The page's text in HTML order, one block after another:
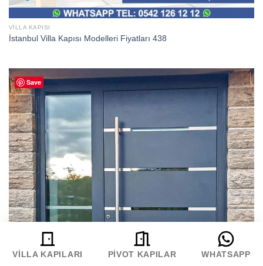
VILLA KAPISI
İstanbul Villa Kapısı Modelleri Fiyatları 438
Save
VILLA KAPILARI PIVOT KAPILAR WHATSAPP